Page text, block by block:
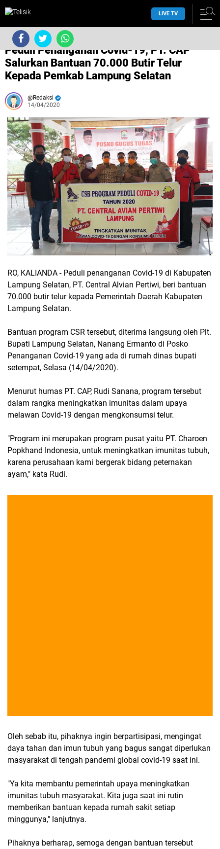
LIVE TV
/Lampung Selatan ///
Peduli Penanganan Covid-19, PT. CAP
Salurkan Bantuan 70.000 Butir Telur
Kepada Pemkab Lampung Selatan
Redaksi
14/04/2020
RO, KALIANDA - Peduli penanganan Covid-19 di Kabupaten
Lampung Selatan, PT. Central Alvian Pertiwi, beri bantuan
70.000 butir telur kepada Pemerintah Daerah Kabupaten
Lampung Selatan.
Bantuan program CSR tersebut, diterima langsung oleh Plt.
Bupati Lampung Selatan, Nanang Ermanto di Posko
Penanganan Covid-19 yang ada di rumah dinas bupati
setempat, Selasa (14/04/2020).
Menurut humas PT. CAP, Rudi Sanana, program tersebut
dalam rangka meningkatkan imunitas dalam upaya
melawan Covid-19 dengan mengkonsumsi telur.
"Program ini merupakan program pusat yaitu PT. Charoen
Popkhand Indonesia, untuk meningkatkan imunitas tubuh,
karena perusahaan kami bergerak bidang peternakan
ayam," kata Rudi.
Oleh sebab itu, pihaknya ingin berpartisipasi, mengingat
daya tahan dan imun tubuh yang bagus sangat diperlukan
masyarakat di tengah pandemi global covid-19 saat ini.
"Ya kita membantu pemerintah upaya meningkatkan
imunitas tubuh masyarakat. Kita juga saat ini rutin
memberikan bantuan kepada rumah sakit setiap
minggunya," lanjutnya.
Pihaknya berharap, semoga dengan bantuan tersebut